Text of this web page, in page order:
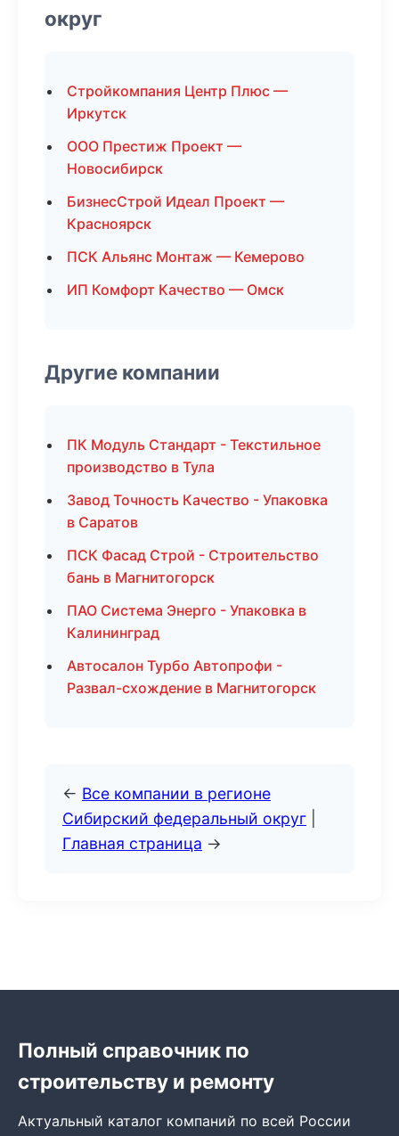
округ
Стройкомпания Центр Плюс —
Иркутск
ООО Престиж Проект —
Новосибирск
БизнесСтрой Идеал Проект —
Красноярск
ПСК Альянс Монтаж — Кемерово
ИП Комфорт Качество — Омск
Другие компании
ПК Модуль Стандарт - Текстильное
производство в Тула
Завод Точность Качество - Упаковка
в Саратов
ПСК Фасад Строй - Строительство
бань в Магнитогорск
ПАО Система Энерго - Упаковка в
Калининград
Автосалон Турбо Автопрофи -
Развал-схождение в Магнитогорск
← Все компании в регионе
Сибирский федеральный округ
Главная страница →
Полный справочник по
строительству и ремонту
Актуальный каталог компаний по всей России